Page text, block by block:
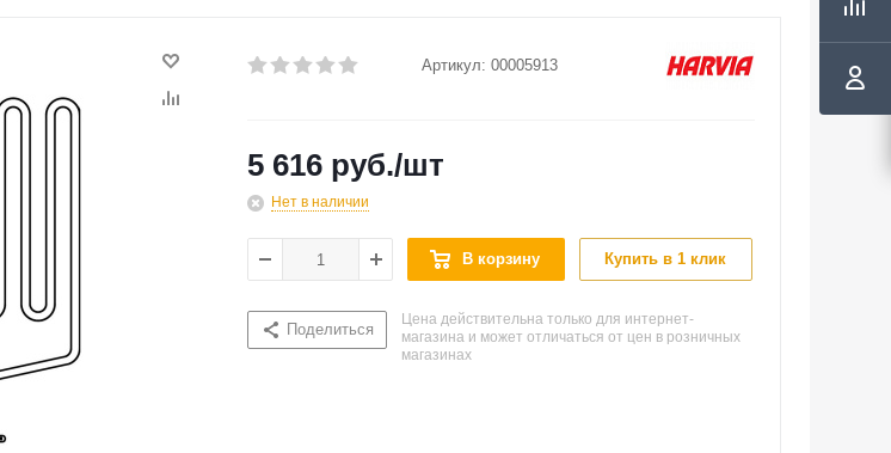
Артикул: 00005913
5 616 руб./шт
Нет в наличии
В корзину Купить в 1 клик
Поделиться
Цена действительна только для интернет-
магазина и может отличаться от цен в розничных
магазинах